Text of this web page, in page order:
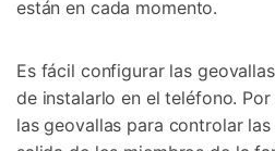
están en cada momento.
Es fácil configurar las
de instalarlo en el teléfono.
las geovallas para controlar